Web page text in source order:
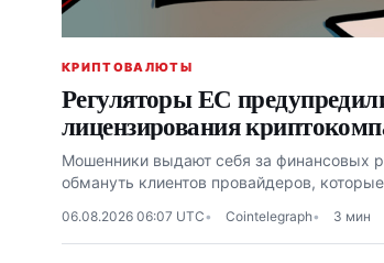
КРИПТОВАЛЮТЫ
Регуляторы ЕС
лицензирования
Мошенники выдают себя за финансовых
обмануть клиентов провайдеров,
06.08.2026 06:07 UTC Cointelegraph 3 мин